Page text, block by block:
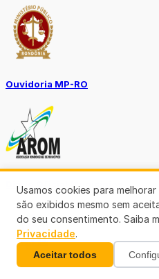
Ouvidoria MP-RO
Diário Oficial Municípios
Usamos cookies para
são exibidos mesmo sem
do seu consentimento. Saiba
Privacidade.
Aceitar todos